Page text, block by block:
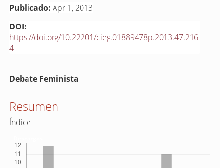
Publicado: Apr 1, 2013
DOI:
https://doi.org/10.22201/cieg.01889478p.2013.47.216
4
Contenido
del
artículo
Debate Feminista
Resumen
Índice